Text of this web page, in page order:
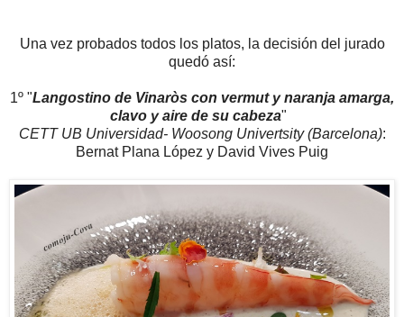
Una vez probados todos los platos, la decisión del jurado
quedó así:
1º "Langostino de Vinaròs con vermut y naranja amarga,
clavo y aire de su cabeza"
CETT UB Universidad- Woosong Univertsity (Barcelona):
Bernat Plana López y David Vives Puig